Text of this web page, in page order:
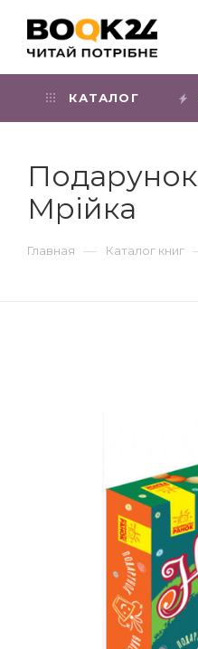
КАТАЛОГ
Подарунок
Мрійка
Главная — Каталог книг